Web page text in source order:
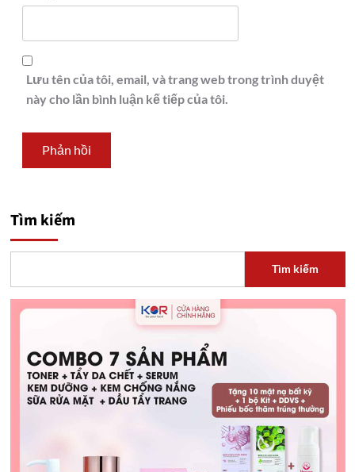
Lưu tên của tôi, email, và trang web trong trình duyệt
này cho lần bình luận kế tiếp của tôi.
Tìm kiếm
Tìm kiếm